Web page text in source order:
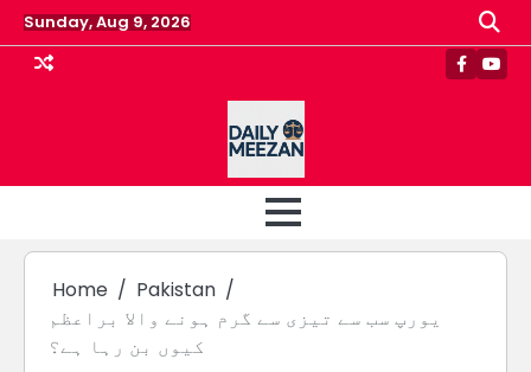
Skip
to
content
Sunday, Aug 9, 2026
Home
Pakistan
یورپ سب سے تیزی سے گرم ہونے والا براعظم
کیوں بن رہا ہے؟